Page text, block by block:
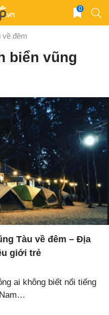
0
về đêm
biển vũng
Tàu về đêm – Địa
giới trẻ
ai không biết nổi tiếng